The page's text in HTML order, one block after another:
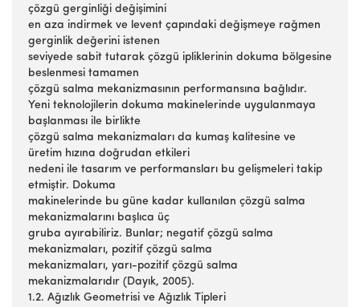
çözgü gerginliği değişimini
en aza indirmek ve levent çapındaki değişmeye rağmen
gerginlik değerini istenen
seviyede sabit tutarak çözgü ipliklerinin dokuma bölgesine
beslenmesi tamamen
çözgü salma mekanizmasının performansına bağlıdır.
Yeni teknolojilerin dokuma makinelerinde uygulanmaya
başlanması ile birlikte
çözgü salma mekanizmaları da kumaş kalitesine ve
üretim hızına doğrudan etkileri
nedeni ile tasarım ve performansları bu gelişmeleri takip
etmiştir. Dokuma
makinelerinde bu güne kadar kullanılan çözgü salma
mekanizmalarını başlıca üç
gruba ayırabiliriz. Bunlar; negatif çözgü salma
mekanizmaları, pozitif çözgü salma
mekanizmaları, yarı-pozitif çözgü salma
mekanizmalarıdır (Dayık, 2005).
1.2. Ağızlık Geometrisi ve Ağızlık Tipleri